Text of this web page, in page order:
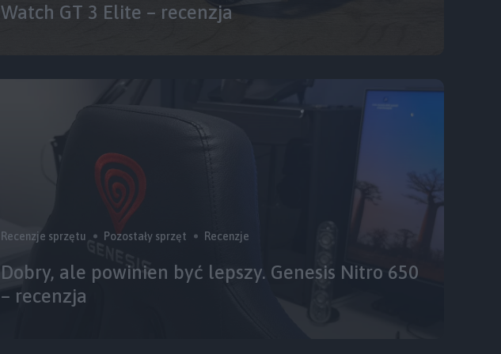
Watch GT 3 Elite – recenzja
Recenzje sprzętu Pozostały sprzęt Recenzje
Dobry, ale powinien być lepszy. Genesis Nitro 650
– recenzja